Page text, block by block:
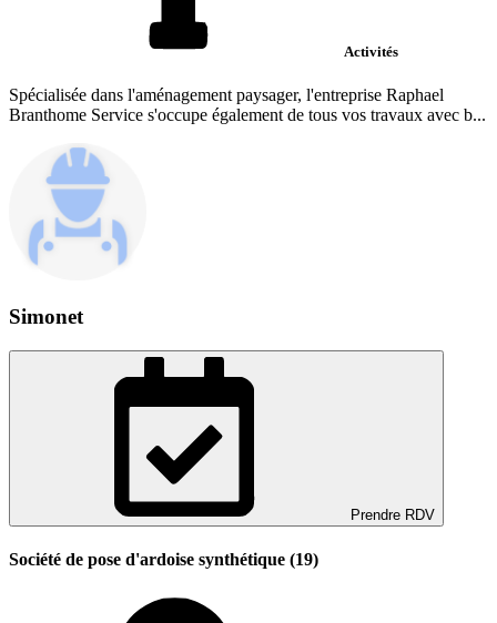
Activités
Spécialisée dans l'aménagement paysager, l'entreprise Raphael
Branthome Service s'occupe également de tous vos travaux avec b...
Simonet
Prendre RDV
Société de pose d'ardoise synthétique (19)